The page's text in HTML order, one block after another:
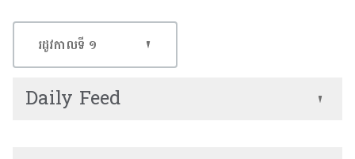
រដូវកាលទី​ ១
Daily Feed